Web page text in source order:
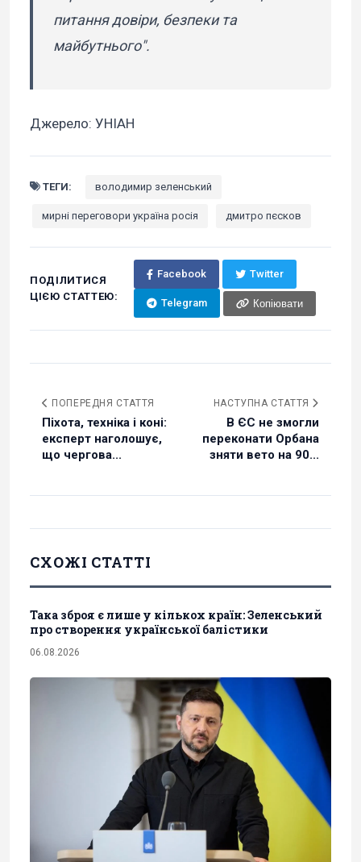
питання довіри, безпеки та
майбутнього".
Джерело: УНІАН
ТЕГИ: володимир зеленський
мирні переговори україна росія дмитро пєсков
ПОДІЛИТИСЯ
ЦІЄЮ СТАТТЕЮ:
Facebook Twitter
Telegram Копіювати
ПОПЕРЕДНЯ СТАТТЯ
Піхота, техніка і коні:
експерт наголошує,
що чергова...
НАСТУПНА СТАТТЯ
В ЄС не змогли
переконати Орбана
зняти вето на 90...
СХОЖІ СТАТТІ
Така зброя є лише у кількох країн: Зеленський
про створення української балістики
06.08.2026